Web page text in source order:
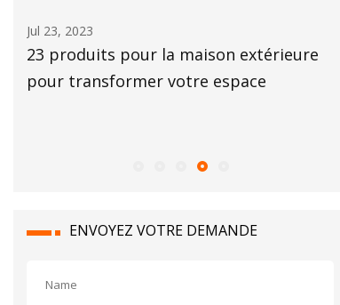
Jul 23, 2023
23 produits pour la maison extérieure
pour transformer votre espace
ENVOYEZ VOTRE DEMANDE